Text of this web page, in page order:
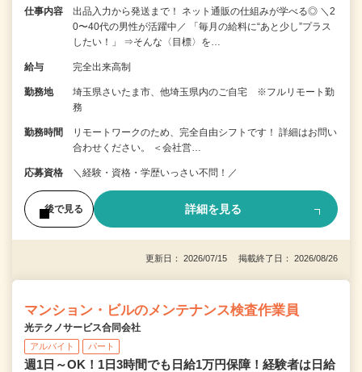
仕事内容
出品入力から発送まで！ ネット通販の仕組みが学べる◎ ＼2
0〜40代の男性が活躍中／ 「毎月の給料に“あと少し”プラス
したい！」 ⇒そんな〈目標〉を…
給与 完全出来高制
勤務地
埼玉県さいたま市、他埼玉県内のご自宅 ※フルリモート勤
務
勤務時間
リモートワークのため、完全自由シフトです！ 詳細はお問い
合わせください。 ＜会社営…
応募資格 ＼経験・資格・学歴いっさい不問！／
後で見る 詳細を見る
更新日： 2026/07/15 掲載終了日： 2026/08/26
マンション・ビルのメンテナンス検査作業員
光テクノサービス合同会社
アルバイト パート
週1日～OK！1日3時間でも日給1万円保障！経験者は日給